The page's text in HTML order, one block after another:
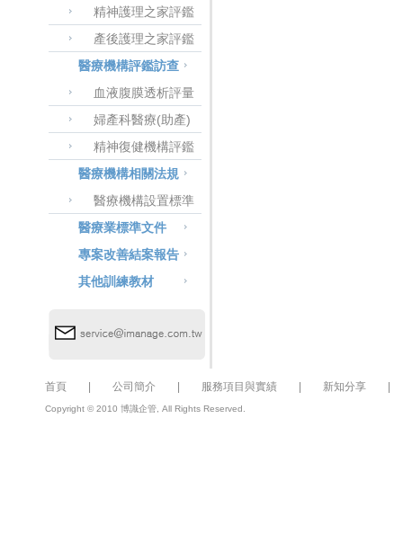
精神護理之家評鑑
產後護理之家評鑑
醫療機構評鑑訪查
血液腹膜透析評量
婦產科醫療(助產)
精神復健機構評鑑
醫療機構相關法規
醫療機構設置標準
醫療業標準文件
專案改善結案報告
其他訓練教材
首頁 公司簡介 服務項目與實績 新知分享
Copyright © 2010 博識企管, All Rights Reserved.